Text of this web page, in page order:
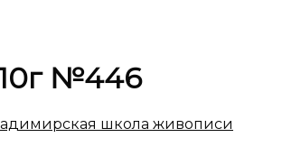
№446
школа живописи